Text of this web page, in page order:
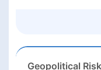
Geopolitical